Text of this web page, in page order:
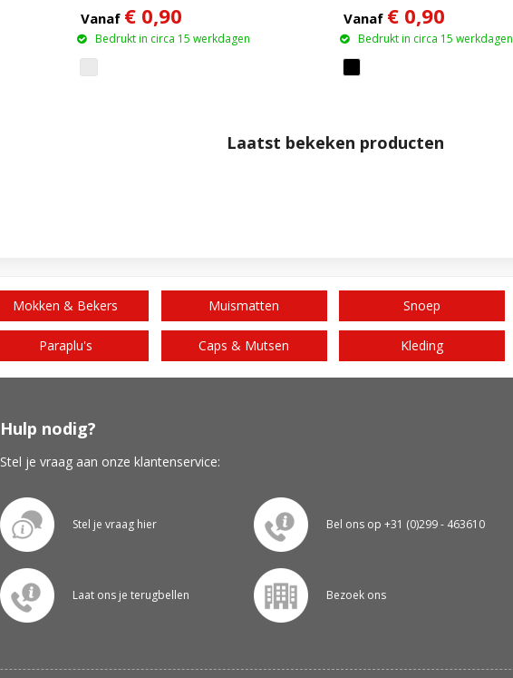
Vanaf € 0,90
Bedrukt in circa 15 werkdagen
Vanaf € 0,90
Bedrukt in circa 15 werkdagen
Laatst bekeken producten
Mokken & Bekers Muismatten Snoep
Paraplu's Caps & Mutsen Kleding
Hulp nodig?
Stel je vraag aan onze klantenservice:
Stel je vraag hier Bel ons op +31 (0)299 - 463610
Laat ons je terugbellen Bezoek ons